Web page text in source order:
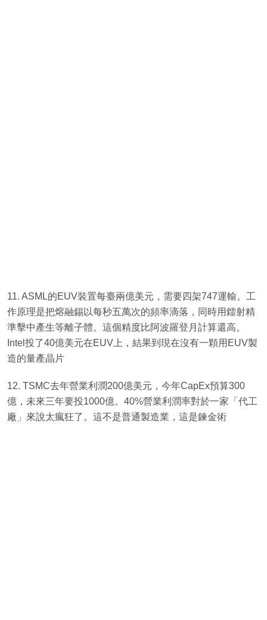
11. ASML的EUV裝置每臺兩億美元，需要四架747運輸。工
作原理是把熔融錫以每秒五萬次的頻率滴落，同時用鐳射精
準擊中產生等離子體。這個精度比阿波羅登月計算還高。
Intel投了40億美元在EUV上，結果到現在沒有一顆用EUV製
造的量產晶片
12. TSMC去年營業利潤200億美元，今年CapEx預算300
億，未來三年要投1000億。40%營業利潤率對於一家「代工
廠」來說太瘋狂了。這不是普通製造業，這是鍊金術